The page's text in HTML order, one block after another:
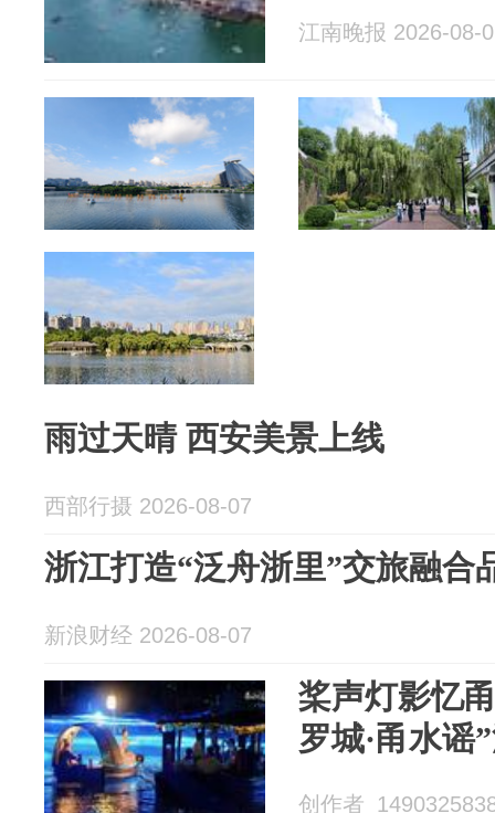
江南晚报 2026-08-
雨过天晴 西安美景上线
西部行摄 2026-08-07
浙江打造“泛舟浙里”交旅融合
新浪财经 2026-08-07
桨声灯影忆
罗城·甬水谣
创作者